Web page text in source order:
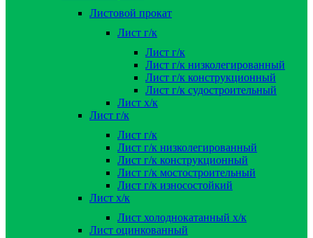
Листовой прокат
Лист г/к
Лист г/к
Лист г/к низколегированный
Лист г/к конструкционный
Лист г/к судостроительный
Лист х/к
Лист г/к
Лист г/к
Лист г/к низколегированный
Лист г/к конструкционный
Лист г/к мостостроительный
Лист г/к износостойкий
Лист х/к
Лист холоднокатанный х/к
Лист оцинкованный